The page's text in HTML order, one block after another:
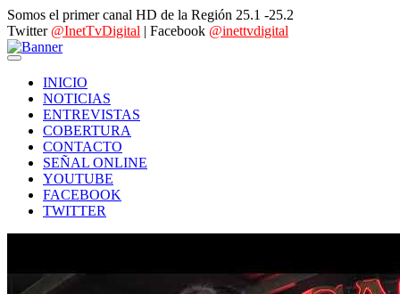
Somos el primer canal HD de la Región 25.1 -25.2
Twitter @InetTvDigital | Facebook @inettvdigital
INICIO
NOTICIAS
ENTREVISTAS
COBERTURA
CONTACTO
SEÑAL ONLINE
YOUTUBE
FACEBOOK
TWITTER